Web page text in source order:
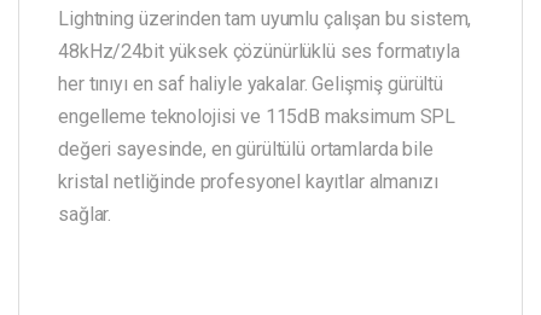
Lightning üzerinden tam uyumlu çalışan bu sistem,
48kHz/24bit yüksek çözünürlüklü ses formatıyla
her tınıyı en saf haliyle yakalar. Gelişmiş gürültü
engelleme teknolojisi ve 115dB maksimum SPL
değeri sayesinde, en gürültülü ortamlarda bile
kristal netliğinde profesyonel kayıtlar almanızı
sağlar.